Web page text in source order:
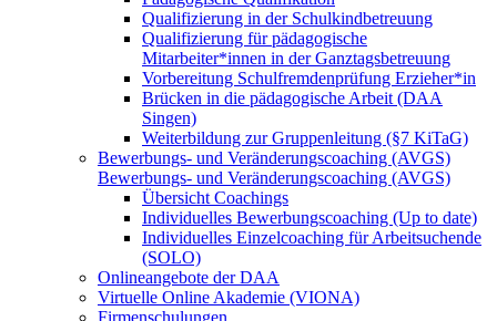
Qualifizierung in der Schulkindbetreuung
Qualifizierung für pädagogische
Mitarbeiter*innen in der Ganztagsbetreuung
Vorbereitung Schulfremdenprüfung Erzieher*in
Brücken in die pädagogische Arbeit (DAA
Singen)
Weiterbildung zur Gruppenleitung (§7 KiTaG)
Bewerbungs- und Veränderungscoaching (AVGS)
Bewerbungs- und Veränderungscoaching (AVGS)
Übersicht Coachings
Individuelles Bewerbungscoaching (Up to date)
Individuelles Einzelcoaching für Arbeitsuchende
(SOLO)
Onlineangebote der DAA
Virtuelle Online Akademie (VIONA)
Firmenschulungen